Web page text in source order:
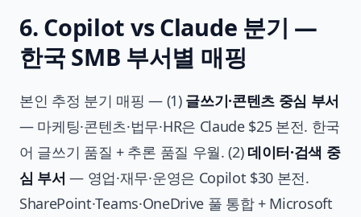
6. Copilot vs Claude 분기 —
한국 SMB 부서별 매핑
본인 추정 분기 매핑 — (1) 글쓰기·콘텐츠 중심 부서
— 마케팅·콘텐츠·법무·HR은 Claude $25 본전. 한국
어 글쓰기 품질 + 추론 품질 우월. (2) 데이터·검색 중
심 부서 — 영업·재무·운영은 Copilot $30 본전.
SharePoint·Teams·OneDrive 풀 통합 + Microsoft